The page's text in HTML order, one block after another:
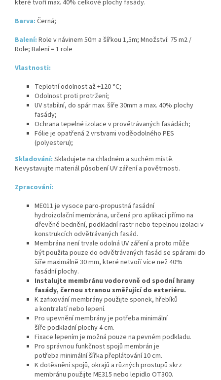
které tvoří max. 40% celkové plochy fasády.
Barva: Černá;
Balení: Role v návinem 50m a šířkou 1,5m; Množství: 75 m2 /
Role; Balení = 1 role
Vlastnosti:
Teplotní odolnost až +120 °C;
Odolnost proti protržení;
UV stabilní, do spár max. šíře 30mm a max. 40% plochy
fasády;
Ochrana tepelné izolace v provětrávaných fasádách;
Fólie je opatřená 2 vrstvami voděodolného PES
(polyesteru);
Skladování: Skladujete na chladném a suchém místě.
Nevystavujte materiál působení UV záření a povětrnosti.
Zpracování:
ME011 je vysoce paro-propustná fasádní
hydroizolační membrána, určená pro aplikaci přímo na
dřevěné bednění, podkladní rastr nebo tepelnou izolaci v
konstrukcích odvětrávaných fasád.
Membrána není trvale odolná UV záření a proto může
být použita pouze do odvětrávaných fasád se spárami do
šíře maximálně 30 mm, které netvoří více než 40%
fasádní plochy.
Instalujte membránu vodorovně od spodní hrany
fasády, černou stranou směřující do exteriéru.
K zafixování membrány použijte sponek, hřebíků
a kontralatí nebo lepení.
Pro upevnění membrány je potřeba minimální
šíře podkladní plochy 4 cm.
Fixace lepením je možná pouze na pevném podkladu.
Pro správnou funkčnost spojů membrán je
potřeba minimální šířka přeplátování 10 cm.
K dotěsnění spojů, okrajů a různých prostupů skrz
membránu použijte ME315 nebo lepidlo OT300.